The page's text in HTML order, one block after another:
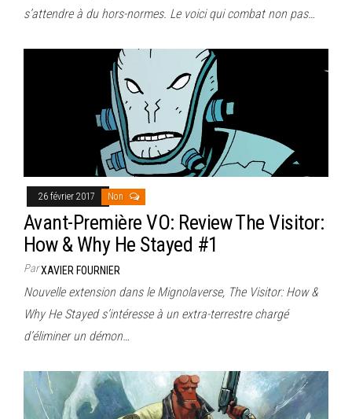
s’attendre à du hors-normes. Le voici qui combat non pas…
26 février 2017 Non
Avant-Première VO: Review The Visitor:
How & Why He Stayed #1
ParXAVIER FOURNIER
Nouvelle extension dans le Mignolaverse, The Visitor: How &
Why He Stayed s’intéresse à un extra-terrestre chargé
d’éliminer un démon…